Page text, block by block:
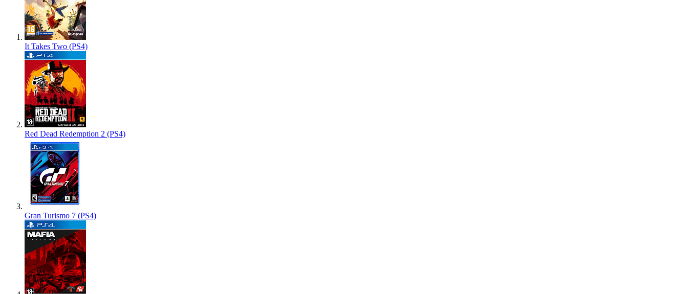
It Takes Two (PS4)
Red Dead Redemption 2 (PS4)
Gran Turismo 7 (PS4)